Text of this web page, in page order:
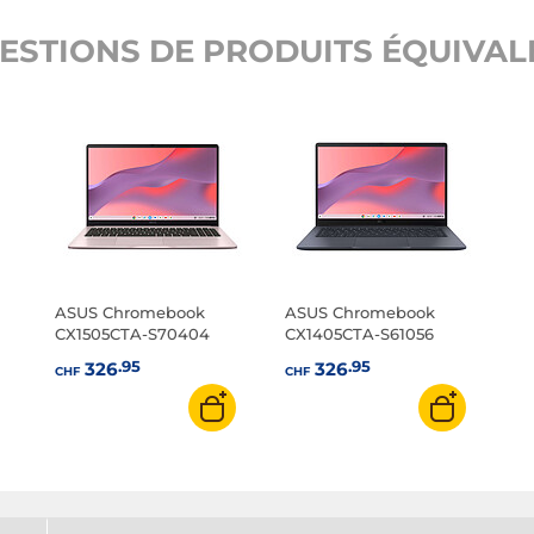
DE PRODUITS
ASUS Chromebook
CX1505CTA-S70404
CHF326.95
ASUS Chromebook
CX1405CTA-S61056
CHF326.95